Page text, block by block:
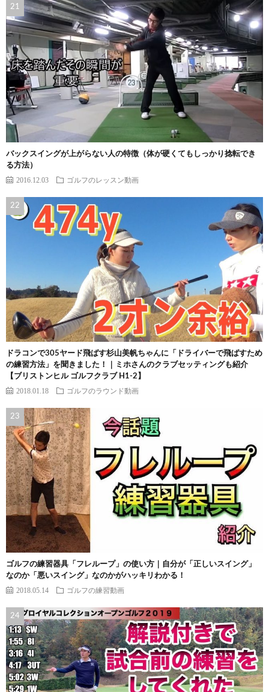
バックスイングが上がらない人の特徴（体が硬くてもしっかり捻転でき
る方法）
2016.12.03 ゴルフのレッスン動画
ドラコンで305ヤード飛ばす杉山美帆ちゃんに「ドライバーで飛ばすため
の練習方法」を聞きました！｜ミホさんのクラブセッティングも紹介
【ブリストンヒル ゴルフクラブ H1-2】
2018.01.18 ゴルフのラウンド動画
ゴルフの練習器具「フレループ」の使い方｜自分が「正しいスイング」
なのか「悪いスイング」なのかがハッキリわかる！
2018.05.14 ゴルフの練習動画